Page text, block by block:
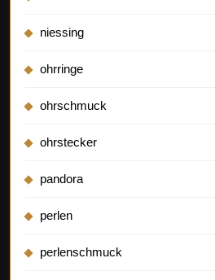
niessing
ohrringe
ohrschmuck
ohrstecker
pandora
perlen
perlenschmuck